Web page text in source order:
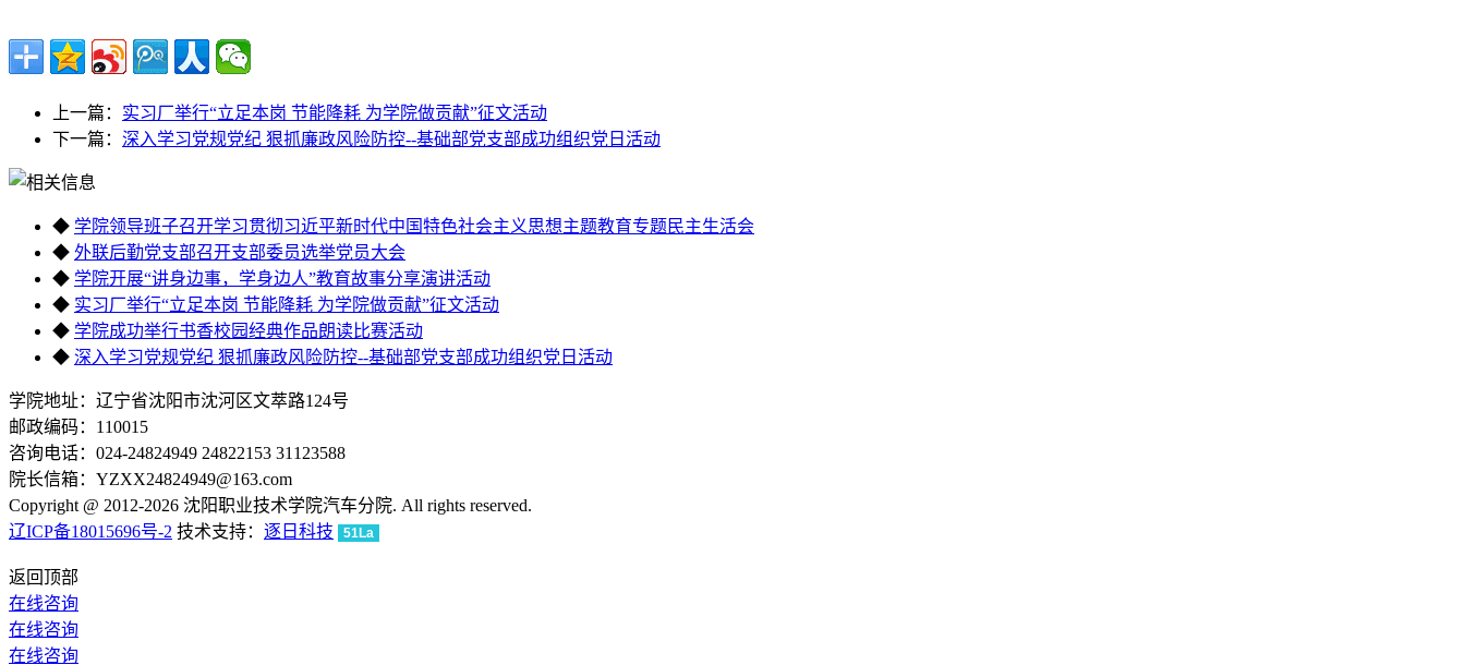
上一篇： 实习厂举行“立足本岗 节能降耗 为学院做贡献”征文活动
下一篇： 深入学习党规党纪 狠抓廉政风险防控--基础部党支部成功组织党日活动
◆ 学院领导班子召开学习贯彻习近平新时代中国特色社会主义思想主题教育专题民主生活会
◆ 外联后勤党支部召开支部委员选举党员大会
◆ 学院开展“讲身边事，学身边人”教育故事分享演讲活动
◆ 实习厂举行“立足本岗 节能降耗 为学院做贡献”征文活动
◆ 学院成功举行书香校园经典作品朗读比赛活动
◆ 深入学习党规党纪 狠抓廉政风险防控--基础部党支部成功组织党日活动
学院地址：辽宁省沈阳市沈河区文萃路124号
邮政编码：110015
咨询电话：024-24824949 24822153 31123588
院长信箱：YZXX24824949@163.com
Copyright @ 2012-2026 沈阳职业技术学院汽车分院. All rights reserved.
辽ICP备18015696号-2 技术支持： 逐日科技 51La
返回顶部
在线咨询
在线咨询
在线咨询